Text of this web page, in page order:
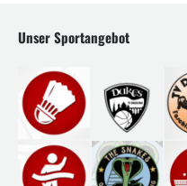
Unser Sportangebot